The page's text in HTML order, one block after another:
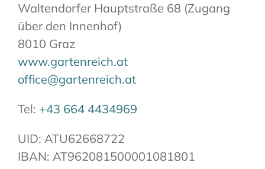
Waltendorfer Hauptstraße 68 (Zugang
über den Innenhof)
8010 Graz
www.gartenreich.at
office@gartenreich.at
Tel: +43 664 4434969
UID: ATU62668722
IBAN: AT962081500001081801